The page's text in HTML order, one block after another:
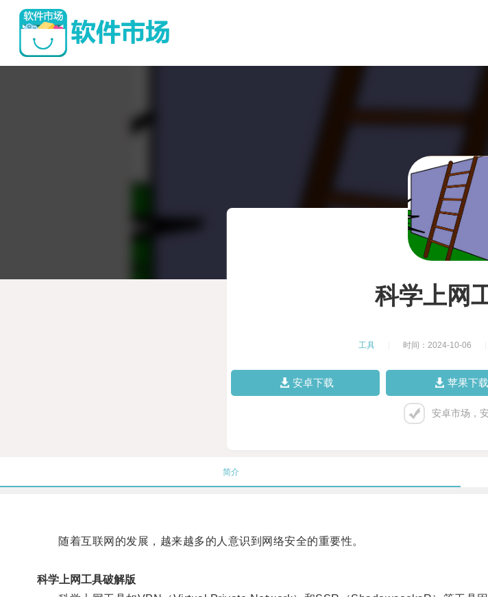
科学上网
工具 时间：2024-10-06
安卓下载 苹果下载
安卓市场，
简介
随着互联网的发展，越来越多的人意识到网络安全的重要性。
科学上网工具破解版